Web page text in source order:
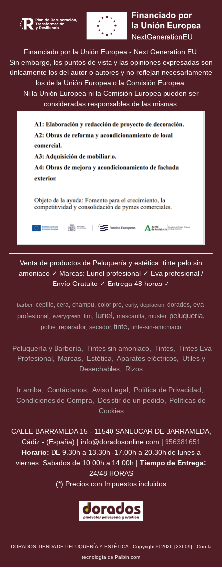
Financiado por la Unión Europea - Next Generation EU.
Sin embargo, los puntos de vista y las opiniones expresadas son
únicamente los del autor o autores y no reflejan necesariamente
los de la Unión Europea o la Comisión Europea.
Ni la Unión Europea ni la Comisión Europea pueden ser
consideradas responsables de las mismas.
Venta de productos de Peluquería y estética: tinte pelo sin
amoniaco ✓ Marcas: Lunel profesional ✓ Eva profesional /
Envío Gratuito ✓ Entrega 48 horas ✓
barber cepillo cera champu color-pro curly depilacion dorados eva-
profesional
everygreen lim lunel mascarilla muster peluqueria
pollie reparador secador tinte tinte-sin-amoniaco
Peluquería y Barbería Tintes sin amoniaco Tintes
Tintes Eva
Profesional
Marcas Estética Aparatos eléctricos
Útiles y
Desechables
Rizos
Ir arriba Contáctanos Aviso Legal
Política de Privacidad
Condiciones de Compra
Desistir de un pedido
Políticas de
Cookies
CALLE BARRAMEDA 15 - 11540 SANLUCAR DE BARRAMEDA,
Cádiz - (España) | info@doradosonline.com | 956381651
Horario: DE 9.30h a 13.30h -17.00h a 20.30h de lunes a
viernes. Sabados de 10.00h a 14.00h | Tiempo de Entrega:
24/48 HORAS
(*) Precios con Impuestos incluidos
DORADOS TIENDA DE PELUQUERÍA Y ESTÉTICA- Copyright © 2026 [23609] - Con la
tecnología de Palbin.com